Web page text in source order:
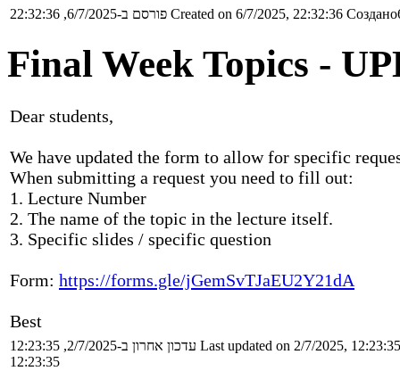
פורסם ב-6/7/2025, 22:32:36 Created on 6/7/2025, 22:32:36
Final Week Topics -
Dear students,
We have updated the form to allow for specific
When submitting a request you need to fill out:
1. Lecture Number
2. The name of the topic in the lecture itself.
3. Specific slides / specific question
Form: https://forms.gle/jGemSvTJaEU2Y21dA
Best
עדכון אחרון ב-2/7/2025, 12:23:35 Last updated on 2/7/2025, 12:23:35
12:23:35